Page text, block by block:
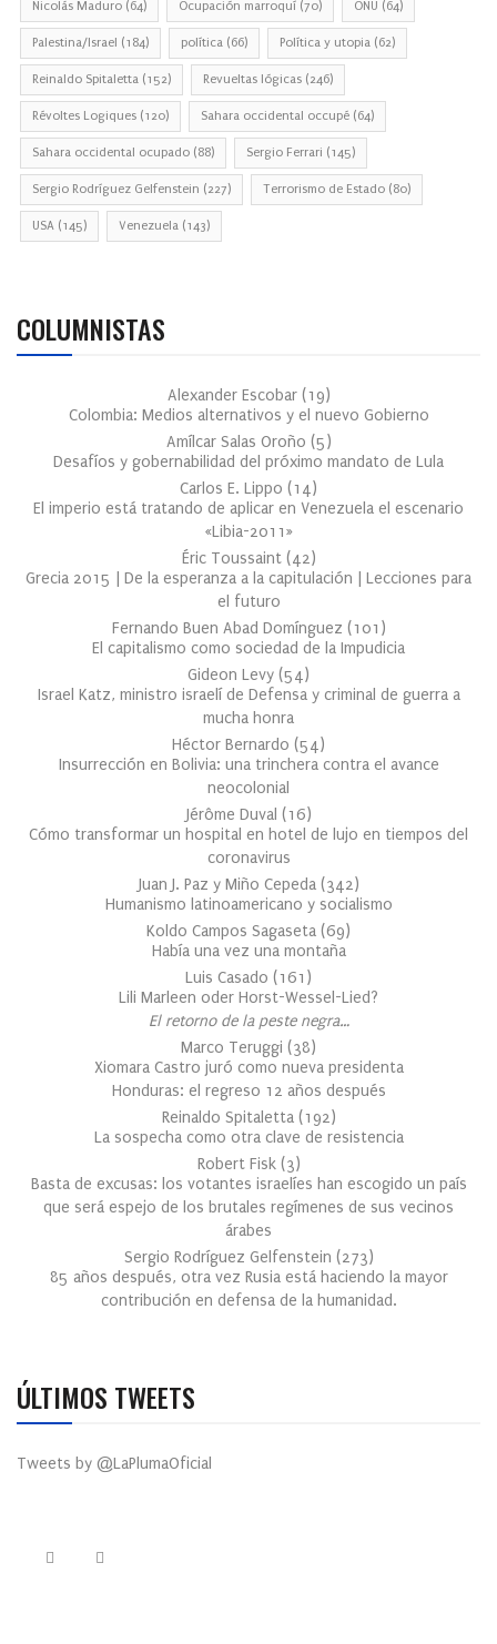
Nicolás Maduro (64) Ocupación marroquí (70) ONU (64)
Palestina/Israel (184) política (66) Política y utopia (62)
Reinaldo Spitaletta (152) Revueltas lógicas (246)
Révoltes Logiques (120) Sahara occidental occupé (64)
Sahara occidental ocupado (88) Sergio Ferrari (145)
Sergio Rodríguez Gelfenstein (227) Terrorismo de Estado (80)
USA (145) Venezuela (143)
COLUMNISTAS
Alexander Escobar (19)
Colombia: Medios alternativos y el nuevo Gobierno
Amílcar Salas Oroño (5)
Desafíos y gobernabilidad del próximo mandato de Lula
Carlos E. Lippo (14)
El imperio está tratando de aplicar en Venezuela el escenario
«Libia-2011»
Éric Toussaint (42)
Grecia 2015 | De la esperanza a la capitulación | Lecciones para
el futuro
Fernando Buen Abad Domínguez (101 )
El capitalismo como sociedad de la Impudicia
Gideon Levy (54)
Israel Katz, ministro israelí de Defensa y criminal de guerra a
mucha honra
Héctor Bernardo (54)
Insurrección en Bolivia: una trinchera contra el avance
neocolonial
Jérôme Duval (16)
Cómo transformar un hospital en hotel de lujo en tiempos del
coronavirus
Juan J. Paz y Miño Cepeda (342)
Humanismo latinoamericano y socialismo
Koldo Campos Sagaseta (69)
Había una vez una montaña
Luis Casado (161 )
Lili Marleen oder Horst-Wessel-Lied?
El retorno de la peste negra…
Marco Teruggi (38)
Xiomara Castro juró como nueva presidenta
Honduras: el regreso 12 años después
Reinaldo Spitaletta (192)
La sospecha como otra clave de resistencia
Robert Fisk (3)
Basta de excusas: los votantes israelíes han escogido un país
que será espejo de los brutales regímenes de sus vecinos
árabes
Sergio Rodríguez Gelfenstein (273)
85 años después, otra vez Rusia está haciendo la mayor
contribución en defensa de la humanidad.
ÚLTIMOS TWEETS
Tweets by @LaPlumaOficial